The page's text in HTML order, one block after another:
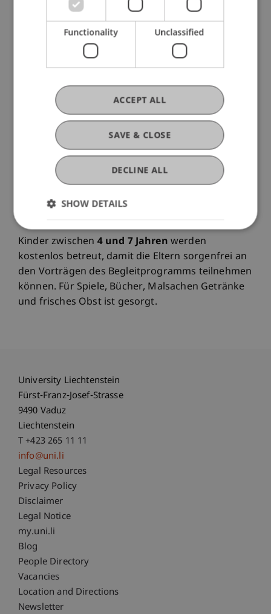
Während die Kinder spielerisch das Strafrecht
kennenlernen, erhalten Erwachsene Einblicke in
das Forschungsprogramm der Professur. Dabei
Gesellschaft verbunden ist: Es reagiert nicht nur
auf Fehlverhalten, sondern spiegelt
gesellschaftliche Werte, schützt zentrale Güter
und entwickelt sich mit sozialen, wirtschaftlichen
und politischen Veränderungen weiter.
Diese Kinder-Uni wird von der Professur für
Wirtschaftsstrafrecht, Compliance und
Digitalisierung organisiert.
Kinder zwischen 4 und 7 Jahren werden
kostenlos betreut, damit die Eltern sorgenfrei an
den Vorträgen des Begleitprogramms teilnehmen
können. Für Spiele, Bücher, Malsachen Getränke
und frisches Obst ist gesorgt.
University Liechtenstein
Fürst-Franz-Josef-Strasse
9490 Vaduz
Liechtenstein
T +423 265 11 11
info@uni.li
Fußzeile Rechtliche Hinweise
Legal Resources
Privacy Policy
Disclaimer
Legal Notice
Fußzeile Subdomain-Verzeichnis
my.uni.li
Blog
People Directory
Vacancies
Location and Directions
Newsletter
Functionality Unclassified
SAVE & CLOSE
ACCEPT ALL
DECLINE ALL
SHOW DETAILS